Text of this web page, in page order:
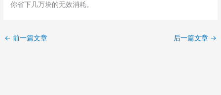
你省下几万块的无效消耗。
← 前一篇文章 后一篇文章 →